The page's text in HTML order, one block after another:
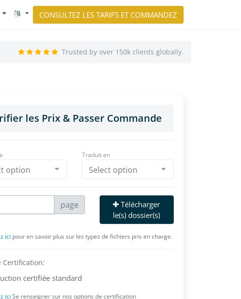
CONSULTEZ LES TARIFS ET COMMANDEZ
Trusted by over 150k clients globally.